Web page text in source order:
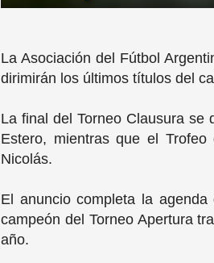
La Asociación del Fútbol
dirimirán los últimos títulos del
La final del Torneo Clausura se
Estero, mientras que el
Nicolás.
El anuncio completa la
campeón del Torneo Apertura
año.